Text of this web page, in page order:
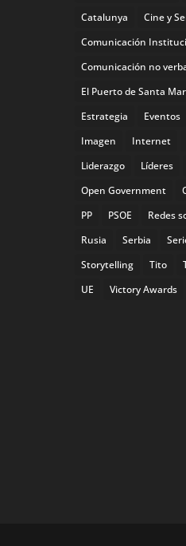
Catalunya
Cine y
Comunicación
Comunicación no
El Puerto de Santa
Estrategia
Eventos
Imagen
Internet
Liderazgo
Líderes
Open Government
PP
PSOE Redes
Rusia
Serbia
Storytelling
Tito
UE
Victory Awards